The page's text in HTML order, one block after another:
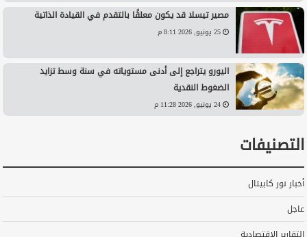
مصير تيسلا قد يكون معلقًا بالتقدم في القيادة الذاتية
25 يونيو, 2026 8:11 م
اليورو يتراجع إلى أدنى مستوياته في سنة وسط تزايد
الضغوط النقدية
24 يونيو, 2026 11:28 م
التصنيفات
أخبار نور كابيتال
عاجل